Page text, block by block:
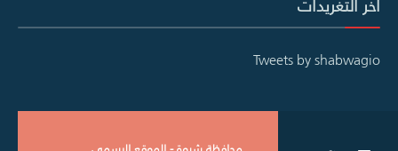
آخر التغريدات
Tweets by shabwagio